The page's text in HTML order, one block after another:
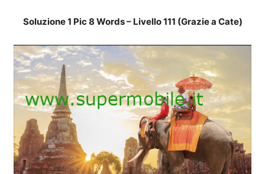
Soluzione 1 Pic 8 Words – Livello 111 (Grazie a Cate)